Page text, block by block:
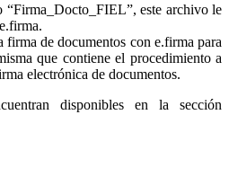
“Firma_Docto_FIEL”, este archivo le
firma de documentos con e.firma para
que contiene el procedimiento a
electrónica de documentos.
disponibles en la sección